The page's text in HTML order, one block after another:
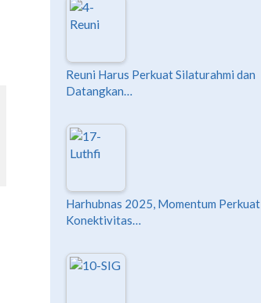
Reuni Harus Perkuat Silaturahmi dan
Datangkan…
Harhubnas 2025, Momentum Perkuat
Konektivitas…